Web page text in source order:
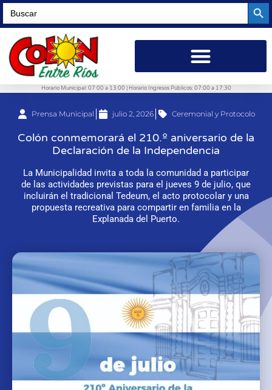
Search
for:
Horario Municipal: 07:00 a 13:00 | Horario Ingresos Públicos: 07:00 a 17:30
Prensa Municipal julio 2, 2026 Ceremonial y Protocolo
Colón conmemorará el 210.º aniversario de la
Declaración de la Independencia
La Municipalidad invita a toda la comunidad a participar
de las actividades previstas para el jueves 9 de julio, que
incluirán el tradicional Tedeum, el acto protocolar y una
propuesta recreativa para compartir en familia en la
Explanada del Puerto.